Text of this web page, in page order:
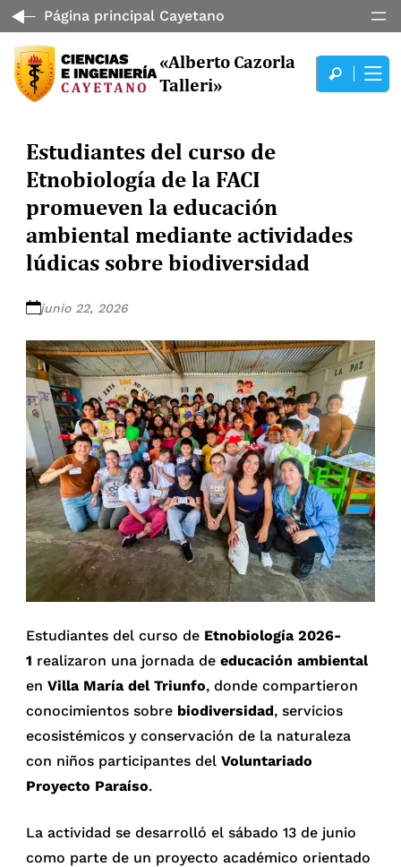
Página principal Cayetano
«Alberto Cazorla
Talleri»
Estudiantes del curso de
Etnobiología de la FACI
promueven la educación
ambiental mediante actividades
lúdicas sobre biodiversidad
junio 22, 2026
Estudiantes del curso de Etnobiología 2026-
1 realizaron una jornada deeducación ambiental
enVilla María del Triunfo, donde compartieron
conocimientos sobre biodiversidad, servicios
ecosistémicos y conservación de la naturaleza
con niños participantes delVoluntariado
Proyecto Paraíso.
La actividad se desarrolló el sábado 13 de junio
como parte de un proyecto académico orientado